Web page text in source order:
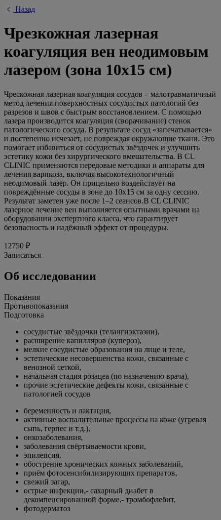
Назад
Чрезкожная лазерная
коагуляция вен неодимовым
лазером (зона 10х15 см)
Чрескожная лазерная коагуляция сосудов – малотравматичный
метод лечения поверхностных сосудистых патологий без
разрезов и швов с быстрым восстановлением. С помощью
лазера производится коагуляция (сворачивание) стенок
патологического сосуда. В результате сосуд «запечатывается»
и постепенно исчезает, не повреждая окружающие ткани. Это
помогает избавиться от сосудистых звёздочек и улучшить
эстетику кожи без хирургического вмешательства. В CL
CLINIC применяются передовые методики и аппараты для
лечения варикоза, включая высокотехнологичный
неодимовый лазер. Он прицельно воздействует на
повреждённые сосуды в зоне до 10х15 см за одну сессию.
Результат заметен уже после 1–2 сеансов.В CL CLINIC
лазерное лечение вен выполняется опытными врачами на
оборудовании экспертного класса, что гарантирует
безопасность и надёжный эффект от процедуры.
12750 ₽
Записаться
Об исследовании
Показания
Противопоказания
Подготовка
сосудистые звёздочки (телангиэктазии),
расширение капилляров (купероз),
мелкие сосудистые образования на лице и теле,
эстетические несовершенства кожи, связанные с
венозной сеткой,
начальная стадия розацеа (по назначению врача),
прочие эстетические дефекты кожи, связанные с
патологией сосудов
беременность и лактация,
активные воспалительные процессы на коже (угревая
сыпь, герпес и т.д.),
онкозаболевания,
заболевания свёртываемости крови,
эпилепсия,
обострение хронических кожных заболеваний,
приём фотосенсибилизирующих препаратов,
свежий загар,
острые инфекции,- сахарный диабет в
декомпенсированной форме,- тромбофлебит,
фотодерматоз